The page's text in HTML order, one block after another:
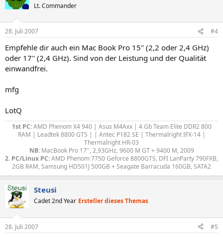
Lt. Commander
28. Juli 2007 #4
Empfehle dir auch ein Mac Book Pro 15'' (2,2 oder 2,4 GHz)
oder 17'' (2,4 GHz). Sind von der Leistung und der Qualität
einwandfrei.
mfg
LotQ
1st PC:AMD Phenom X4 940 | Asus M4Axx | 4 Gb Team Elite DDR2 800
RAM | Leadtek 8800 GTS | | Antec P182 SE | Thermalright IFX-14 |
Thermalright HR-03
NB:MacBook Pro 17'', 2,93GHz, 9600 M GT + 9400 M, 2009
2. PC/Linux PC:AMD Phenom 7750 Geforce 8800GTS, DFI LanParty 790FXB,
2GB RAM, Samsung HD501J 500GB + Seagate Barracuda 160GB, SATA2​
Steusi
Cadet 2nd Year Ersteller dieses Themas
28. Juli 2007 #5